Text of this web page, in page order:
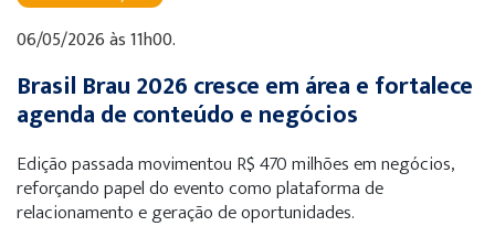
06/05/2026 às 11h00.
Brasil Brau 2026 cresce em área e fortalece
agenda de conteúdo e negócios
Edição passada movimentou R$ 470 milhões em negócios,
reforçando papel do evento como plataforma de
relacionamento e geração de oportunidades.